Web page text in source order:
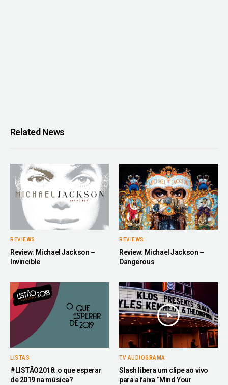
Related News
REVIEWS
Review: Michael Jackson –
Invincible
REVIEWS
Review: Michael Jackson –
Dangerous
LISTAS
#LISTÃO2018: o que esperar
de 2019 na música?
TV AUDIOGRAMA
Slash libera um clipe ao vivo
para a faixa “Mind Your